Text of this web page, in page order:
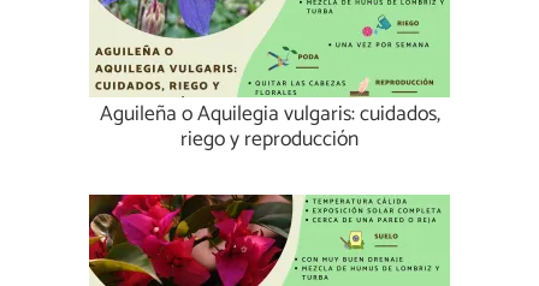
Aguileña o Aquilegia vulgaris: cuidados,
riego y reproducción